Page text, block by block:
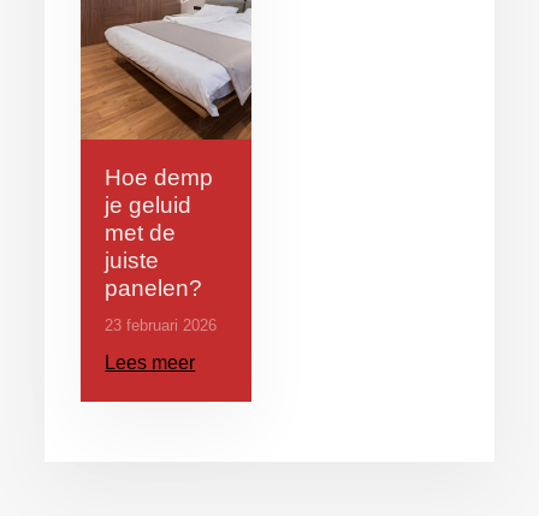
Hoe demp
je geluid
met de
juiste
panelen?
23 februari 2026
Lees meer